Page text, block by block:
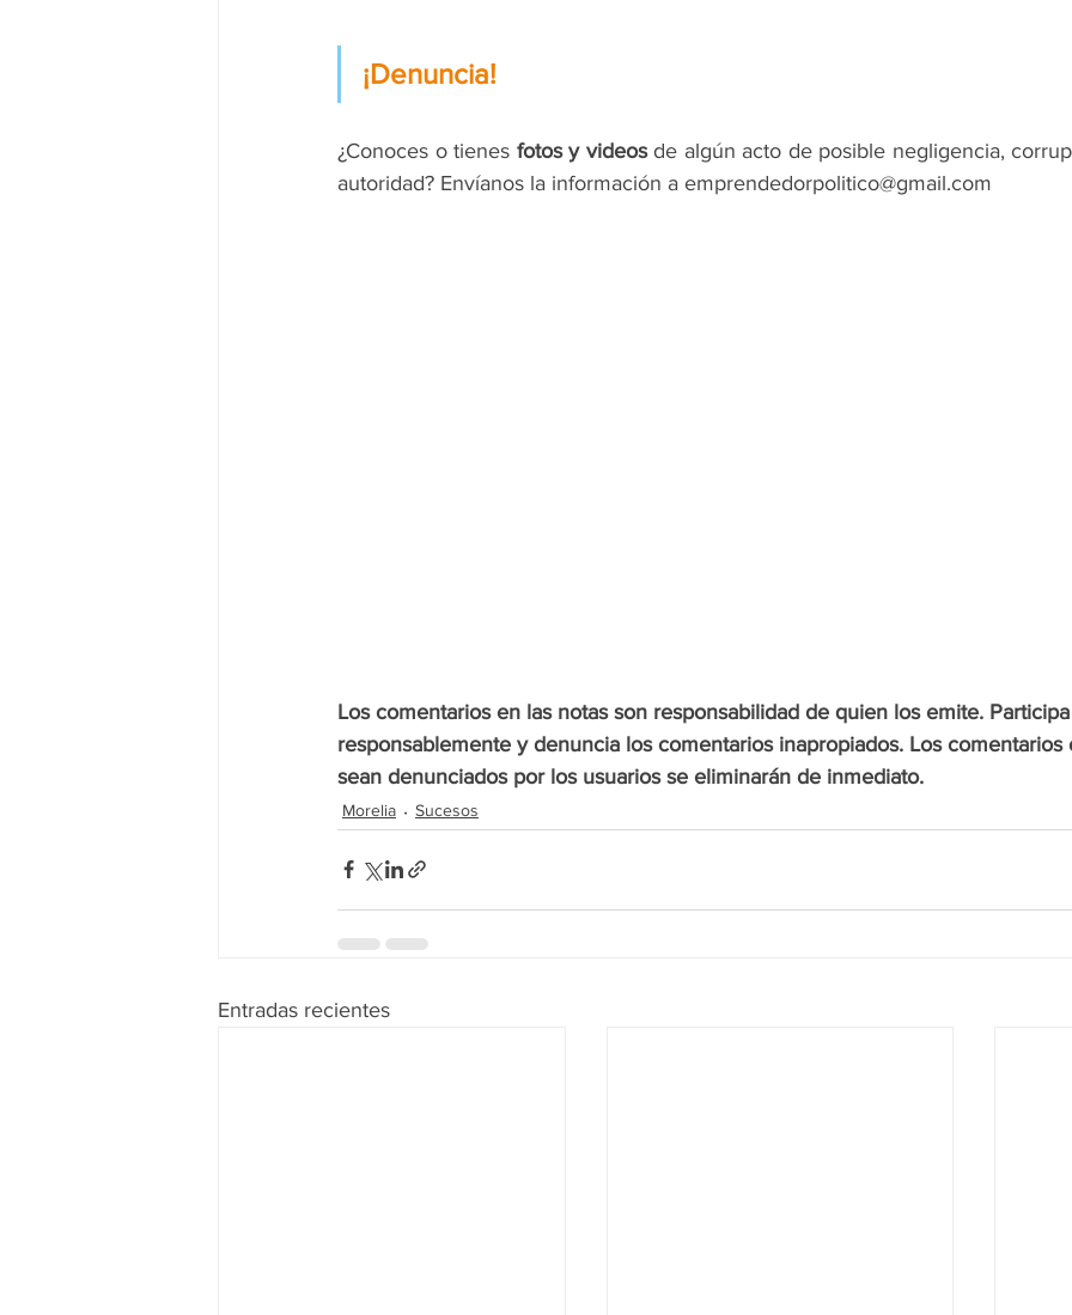
¡Denuncia!
¿Conoces o tienes fotos y videos de algún acto de posible negligencia,
autoridad? Envíanos la información a emprendedorpolitico@gmail.com
Los comentarios en las notas son responsabilidad de quien los emite. Participa
responsablemente y denuncia los comentarios inapropiados. Los comentarios
sean denunciados por los usuarios se eliminarán de inmediato.
Morelia Sucesos
Entradas recientes